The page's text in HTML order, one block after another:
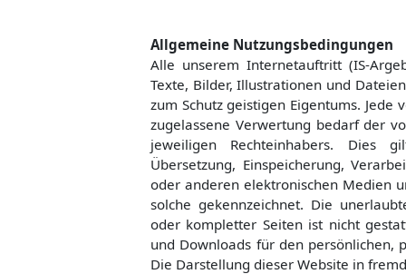
Allgemeine Nutzungsbedingungen
Alle unserem Internetauftritt (IS-
Texte, Bilder, Illustrationen und
zum Schutz geistigen Eigentums.
zugelassene Verwertung bedarf der
jeweiligen Rechteinhabers. Dies
Übersetzung, Einspeicherung,
oder anderen elektronischen Medien
solche gekennzeichnet. Die
oder kompletter Seiten ist nicht
und Downloads für den persönlichen,
Die Darstellung dieser Website in